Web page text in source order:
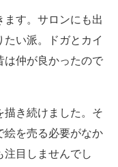
ます。サロンにも出
たい派。ドガとカイ
は仲が良かったので
描き続けました。そ
絵を売る必要がなか
注目しませんでし